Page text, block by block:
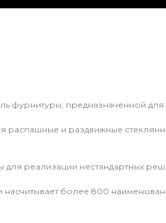
фурнитуры, предназначенной
распашные и раздвижные
для реализации нестандартных
более 800